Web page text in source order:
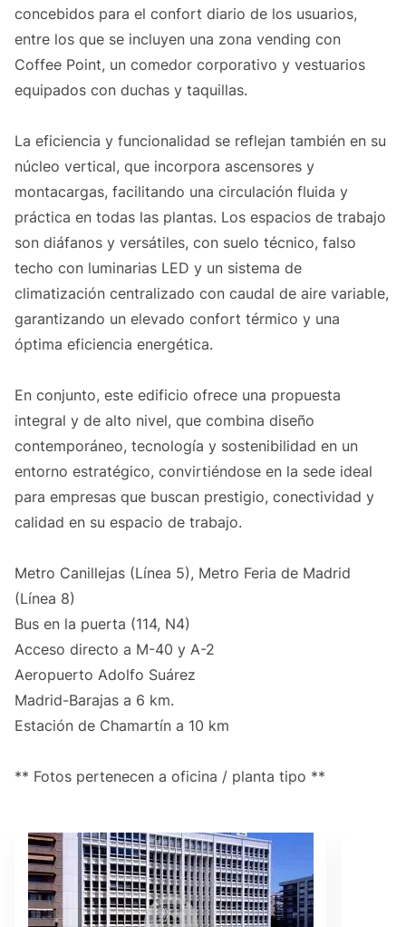
concebidos para el confort diario de los usuarios,
entre los que se incluyen una zona vending con
Coffee Point, un comedor corporativo y vestuarios
equipados con duchas y taquillas.
La eficiencia y funcionalidad se reflejan también en su
núcleo vertical, que incorpora ascensores y
montacargas, facilitando una circulación fluida y
práctica en todas las plantas. Los espacios de trabajo
son diáfanos y versátiles, con suelo técnico, falso
techo con luminarias LED y un sistema de
climatización centralizado con caudal de aire variable,
garantizando un elevado confort térmico y una
óptima eficiencia energética.
En conjunto, este edificio ofrece una propuesta
integral y de alto nivel, que combina diseño
contemporáneo, tecnología y sostenibilidad en un
entorno estratégico, convirtiéndose en la sede ideal
para empresas que buscan prestigio, conectividad y
calidad en su espacio de trabajo.
Metro Canillejas (Línea 5), Metro Feria de Madrid
(Línea 8)
Bus en la puerta (114, N4)
Acceso directo a M-40 y A-2
Aeropuerto Adolfo Suárez
Madrid-Barajas a 6 km.
Estación de Chamartín a 10 km
** Fotos pertenecen a oficina / planta tipo **